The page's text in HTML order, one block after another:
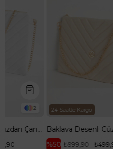
24 Saatte Kargo
Baklava Desenli Cüzdan Çanta-Bej ARM143
%50
₺499,90
₺999,90